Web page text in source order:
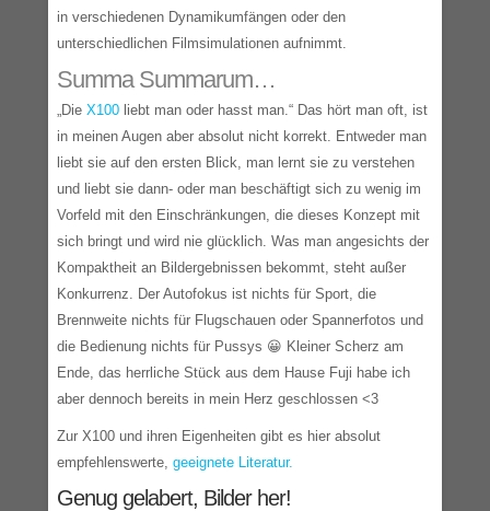
in verschiedenen Dynamikumfängen oder den
unterschiedlichen Filmsimulationen aufnimmt.
Summa Summarum…
„Die X100 liebt man oder hasst man.“ Das hört man oft, ist
in meinen Augen aber absolut nicht korrekt. Entweder man
liebt sie auf den ersten Blick, man lernt sie zu verstehen
und liebt sie dann- oder man beschäftigt sich zu wenig im
Vorfeld mit den Einschränkungen, die dieses Konzept mit
sich bringt und wird nie glücklich. Was man angesichts der
Kompaktheit an Bildergebnissen bekommt, steht außer
Konkurrenz. Der Autofokus ist nichts für Sport, die
Brennweite nichts für Flugschauen oder Spannerfotos und
die Bedienung nichts für Pussys 😀 Kleiner Scherz am
Ende, das herrliche Stück aus dem Hause Fuji habe ich
aber dennoch bereits in mein Herz geschlossen <3
Zur X100 und ihren Eigenheiten gibt es hier absolut
empfehlenswerte, geeignete Literatur.
Genug gelabert, Bilder her!